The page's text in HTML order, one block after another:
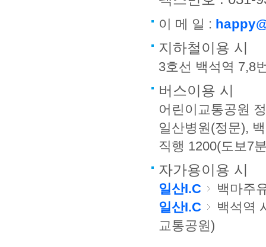
이 메 일 :
지하철이용 시
3호선 백석역 7,8
버스이용 시
어린이교통공원
일산병원(정문),
직행 1200(도보7
자가용이용 시
일산I.C
백마주
일산I.C
백석역
교통공원)